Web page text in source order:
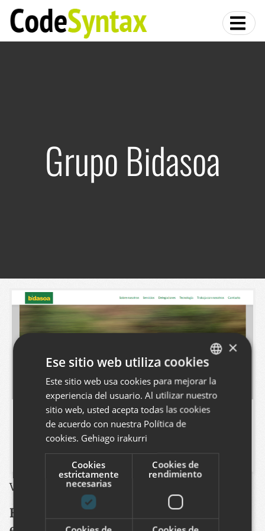
Grupo Bidasoa
Ver este proyecto:http://grupobidasoa.com/
Hemos renovado el sitio web de la
BASQUE
SPANISH
×
Ese sitio web utiliza cookies
Este sitio web usa cookies para mejorar la
experiencia del usuario. Al utilizar nuestro
sitio web, usted acepta todas las cookies
de acuerdo con nuestra Política de
cookies. Gehiago irakurri
Cookies
estrictamente
necesarias
Cookies de
rendimiento